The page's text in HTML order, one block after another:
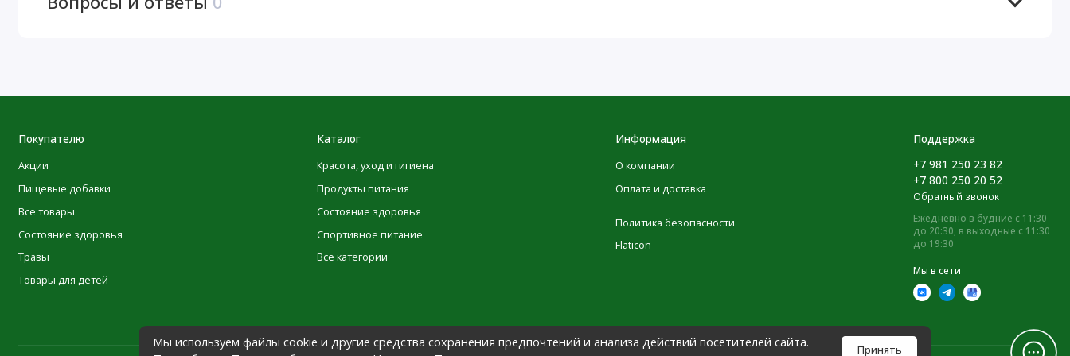
необходимостиУсловия хранения+10 — +25°С, хранить вдали от источников света и
Мы используем файлы cookie и другие средства сохранения предпочтений и анализа действий посетителей сайта.
Принять
Покупателю
Акции
Пищевые добавки
Все товары
Состояние здоровья
Травы
Товары для детей
Каталог
Красота, уход и гигиена
Продукты питания
Состояние здоровья
Спортивное питание
Все категории
Информация
О компании
Оплата и доставка
Политика безопасности
Flaticon
Поддержка
+7 981 250 23 82
+7 800 250 20 52
Обратный звонок
Ежедневно в будние с 11:30
до 20:30, в выходные с 11:30
до 19:30
Мы в сети